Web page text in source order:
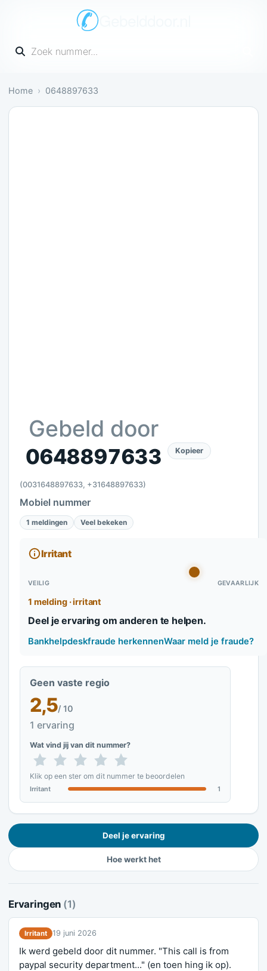
Gebelddoor.nl
Vul een telefoonnummer in
Home 0648897633
Gebeld door
0648897633
(0031648897633, +31648897633)
Kopieer
Mobiel nummer
1 meldingen Veel bekeken
Irritant
VEILIG GEVAARLIJK
1 melding · irritant
Deel je ervaring om anderen te helpen.
Bankhelpdeskfraude herkennenWaar meld je fraude?
Geen vaste regio
2,5/ 10
1 ervaring
Wat vind jij van dit nummer?
Klik op een ster om dit nummer te beoordelen
Irritant 1
Deel je ervaring
Hoe werkt het
Ervaringen (1)
Irritant 19 juni 2026
Ik werd gebeld door dit nummer. "This call is from
paypal security department..." (en toen hing ik op).